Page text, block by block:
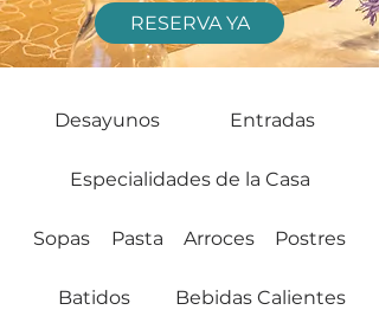
RESERVA YA
Desayunos Entradas
Especialidades de la Casa
Sopas Pasta Arroces Postres
Batidos Bebidas Calientes